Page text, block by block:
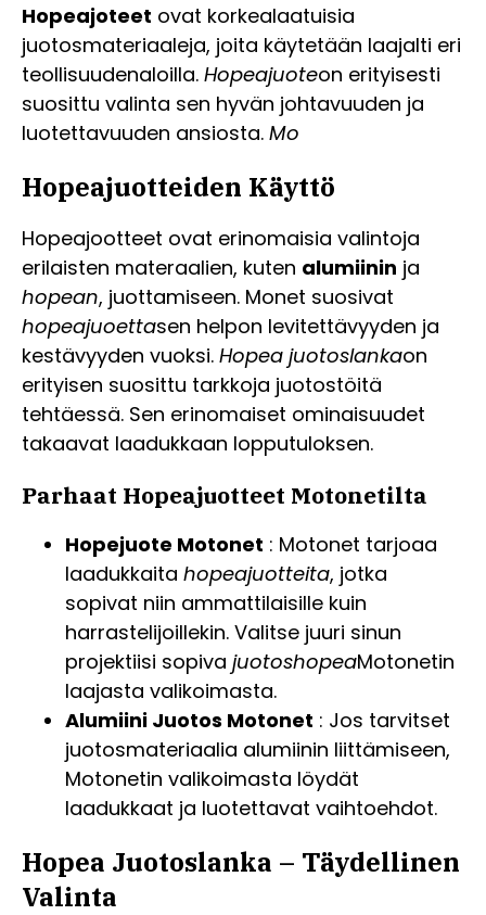
Hopeajoteet ovat korkealaatuisia
juotosmateriaaleja, joita käytetään laajalti eri
teollisuudenaloilla. Hopeajuoteon erityisesti
suosittu valinta sen hyvän johtavuuden ja
luotettavuuden ansiosta. Mo
Hopeajuotteiden Käyttö
Hopeajootteet ovat erinomaisia valintoja
erilaisten materaalien, kuten alumiinin ja
hopean, juottamiseen. Monet suosivat
hopeajuoettasen helpon levitettävyyden ja
kestävyyden vuoksi. Hopea juotoslankaon
erityisen suosittu tarkkoja juotostöitä
tehtäessä. Sen erinomaiset ominaisuudet
takaavat laadukkaan lopputuloksen.
Parhaat Hopeajuotteet Motonetilta
Hopejuote Motonet : Motonet tarjoaa
laadukkaita hopeajuotteita, jotka
sopivat niin ammattilaisille kuin
harrastelijoillekin. Valitse juuri sinun
projektiisi sopiva juotoshopeaMotonetin
laajasta valikoimasta.
Alumiini Juotos Motonet : Jos tarvitset
juotosmateriaalia alumiinin liittämiseen,
Motonetin valikoimasta löydät
laadukkaat ja luotettavat vaihtoehdot.
Hopea Juotoslanka – Täydellinen
Valinta